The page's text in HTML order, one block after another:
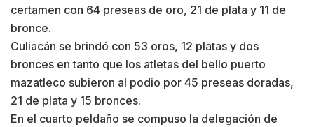
certamen con 64 preseas de oro, 21 de plata y 11 de
bronce.
Culiacán se brindó con 53 oros, 12 platas y dos
bronces en tanto que los atletas del bello puerto
mazatleco subieron al podio por 45 preseas doradas,
21 de plata y 15 bronces.
En el cuarto peldaño se compuso la delegación de